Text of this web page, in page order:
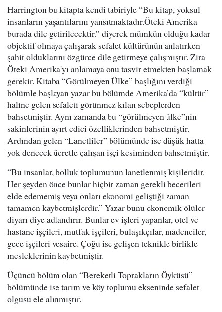
Harrington bu kitapta kendi tabiriyle “Bu kitap, yoksul
insanların yaşantılarını yansıtmaktadır.Öteki Amerika
burada dile getirilecektir.” diyerek mümkün olduğu kadar
objektif olmaya çalışarak sefalet kültürünün anlatırken
şahit olduklarını özgürce dile getirmeye çalışmıştır. Zira
Öteki Amerika'yı anlamaya onu tasvir etmekten başlamak
gerekir. Kitaba “Görülmeyen Ülke” başlığını verdiği
bölümle başlayan yazar bu bölümde Amerika’da “kültür”
haline gelen sefaleti görünmez kılan sebeplerden
bahsetmiştir. Aynı zamanda bu “görülmeyen ülke”nin
sakinlerinin ayırt edici özelliklerinden bahsetmiştir.
Ardından gelen “Lanetliler” bölümünde ise düşük hatta
yok denecek ücretle çalışan işçi kesiminden bahsetmiştir.
“Bu insanlar, bolluk toplumunun lanetlenmiş kişileridir.
Her şeyden önce bunlar hiçbir zaman gerekli becerileri
elde edememiş veya onları ekonomi geliştiği zaman
tamamen kaybetmişlerdir.” Yazar bunu ekonomik ölüler
diyarı diye adlandırır. Bunlar ev işleri yapanlar, otel ve
hastane işçileri, mutfak işçileri, bulaşıkçılar, madenciler,
gece işçileri vesaire. Çoğu ise gelişen teknikle birlikle
mesleklerinin kaybetmiştir.
Üçüncü bölüm olan “Bereketli Toprakların Öyküsü”
bölümünde ise tarım ve köy toplumu ekseninde sefalet
olgusu ele alınmıştır.